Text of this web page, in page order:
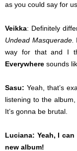
as you could say for us.
Veikka: Definitely
Undead Masquerade.
way for that and I
Everywhere sounds
Sasu: Yeah, that’s
listening to the album,
It’s gonna be brutal.
Luciana: Yeah, I
new album!